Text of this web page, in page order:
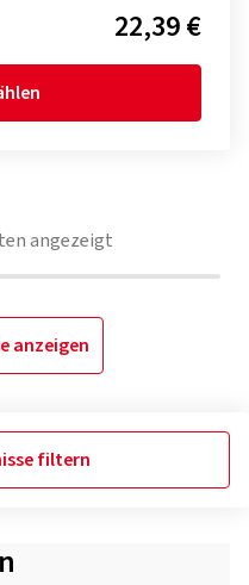
22,39 €
angezeigt
anzeigen
filtern